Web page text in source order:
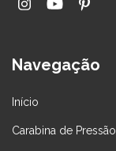
Navegação
Início
Carabina de Pressão